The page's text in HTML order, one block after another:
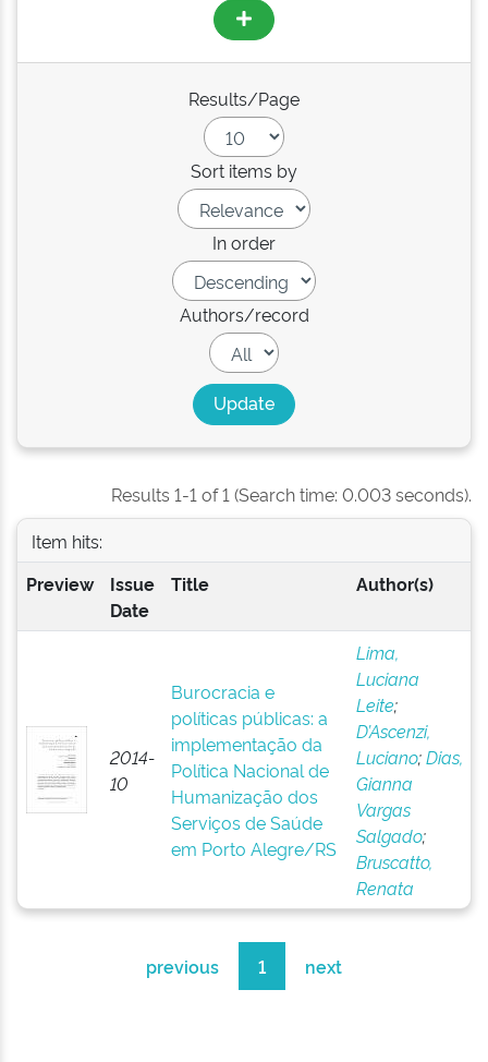
Results/Page
Sort items by
In order
Authors/record
Results 1-1 of 1 (Search time: 0.003 seconds).
Item hits:
Preview
Issue
Date
Title Author(s)
2014-
10
Burocracia e
políticas públicas: a
implementação da
Política Nacional de
Humanização dos
Serviços de Saúde
em Porto Alegre/RS
Lima,
Luciana
Leite;
D’Ascenzi,
Luciano;Dias,
Gianna
Vargas
Salgado;
Bruscatto,
Renata
previous 1 next